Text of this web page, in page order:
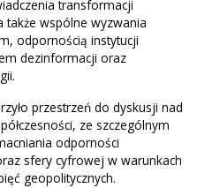
transformacji
także wspólne wyzwania
odpornością instytucji
dezinformacji oraz
przestrzeń do dyskusji nad
ze szczególnym
odporności
sfery cyfrowej w warunkach
geopolitycznych.